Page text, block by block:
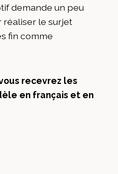
demande un peu
réaliser le surjet
fin comme
recevrez les
en français et en